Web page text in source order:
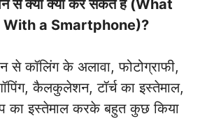
से क्या क्या कर सकते हैं (What
With a Smartphone)?
से कॉलिंग के अलावा, फोटोग्राफी,
कैलकुलेशन, टॉर्च का इस्तेमाल,
का इस्तेमाल करके बहुत कुछ किया